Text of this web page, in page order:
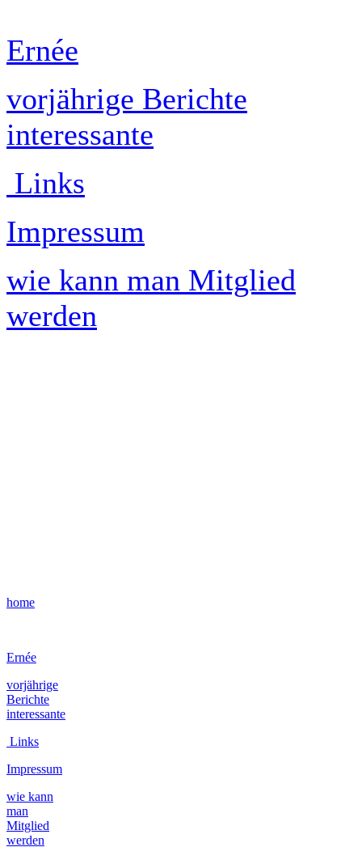
Ernée
vorjährige Berichte
interessante
Links
Impressum
wie kann man Mitglied
werden
home
Ernée
vorjährige
Berichte
interessante
Links
Impressum
wie kann
man
Mitglied
werden